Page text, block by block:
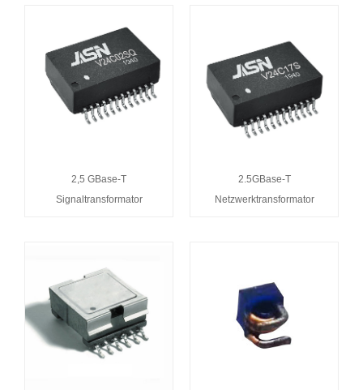
2,5 GBase-T
Signaltransformator
2.5GBase-T
Netzwerktransformator